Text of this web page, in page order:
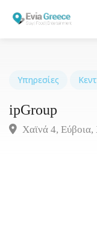
Τοποθεσία
Υπηρεσίες
ipGroup
Χαϊνά 4,